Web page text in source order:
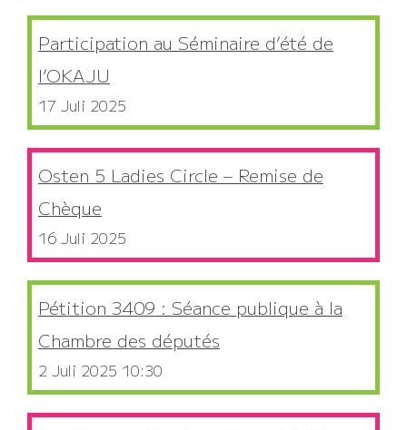
Participation au Séminaire d’été de
l’OKAJU
17 Juli 2025
Osten 5 Ladies Circle – Remise de
Chèque
16 Juli 2025
Pétition 3409 : Séance publique à la
Chambre des députés
2 Juli 2025 10:30